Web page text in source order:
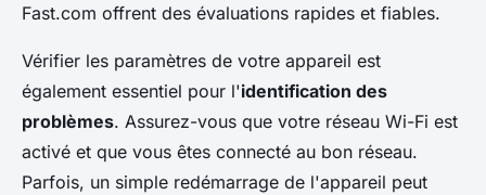
Fast.com offrent des évaluations rapides et fiables.
Vérifier les paramètres de votre appareil est
également essentiel pour l'identification des
problèmes. Assurez-vous que votre réseau Wi-Fi est
activé et que vous êtes connecté au bon réseau.
Parfois, un simple redémarrage de l'appareil peut